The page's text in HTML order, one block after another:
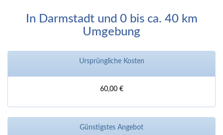
In Darmstadt und 0 bis ca. 40 km
Umgebung
Ursprüngliche Kosten
60,00 €
Günstigstes Angebot